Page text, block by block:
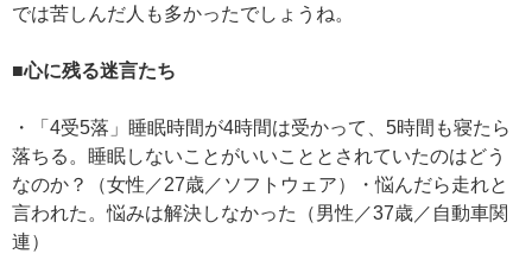
では苦しんだ人も多かったでしょうね。
■心に残る迷言たち
・「4受5落」睡眠時間が4時間は受かって、5時間も寝たら
落ちる。睡眠しないことがいいこととされていたのはどう
なのか？（女性／27歳／ソフトウェア）・悩んだら走れと
言われた。悩みは解決しなかった（男性／37歳／自動車関
連）